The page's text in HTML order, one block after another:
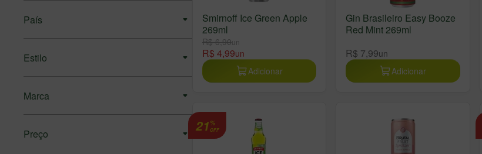
País
Estilo
Marca
Preço
Smirnoff Ice Green Apple
269ml
R$ 6,90un
R$ 4,99un
Adicionar
Gin Brasileiro Easy Booze
Red Mint 269ml
R$ 7,99un
Adicionar
21 %
OFF